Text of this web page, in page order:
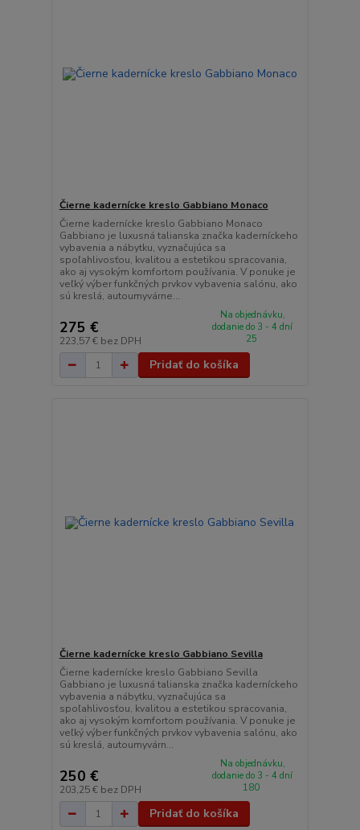
Čierne kadernícke kreslo Gabbiano Monaco
Čierne kadernícke kreslo Gabbiano Monaco
Gabbiano je luxusná talianska značka kaderníckeho
vybavenia a nábytku, vyznačujúca sa
spoľahlivosťou, kvalitou a estetikou spracovania,
ako aj vysokým komfortom používania. V ponuke je
veľký výber funkčných prvkov vybavenia salónu, ako
sú kreslá, autoumyvárne...
275 €
223,57 € bez DPH
Na objednávku,
dodanie do 3 - 4 dní
25
Pridať do košíka
Čierne kadernícke kreslo Gabbiano Sevilla
Čierne kadernícke kreslo Gabbiano Sevilla
Gabbiano je luxusná talianska značka kaderníckeho
vybavenia a nábytku, vyznačujúca sa
spoľahlivosťou, kvalitou a estetikou spracovania,
ako aj vysokým komfortom používania. V ponuke je
veľký výber funkčných prvkov vybavenia salónu, ako
sú kreslá, autoumyvárn...
250 €
203,25 € bez DPH
Na objednávku,
dodanie do 3 - 4 dní
180
Pridať do košíka